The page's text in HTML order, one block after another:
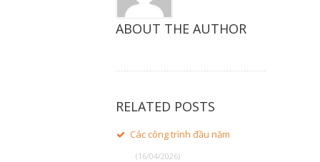
ABOUT THE AUTHOR
RELATED POSTS
Các công trình đầu năm
(16/04/2026)